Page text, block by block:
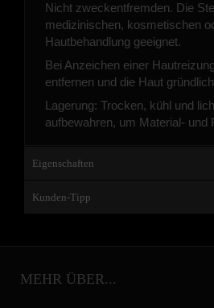
Nicht zweckentfremden. Die
medizinischen, kosmetischen
Hautbehandlung geeignet.
Bei Anzeichen einer
entfernen und die Haut
Lagerung: Trocken, kühl und
aufbewahren, um Material- und
Eigenschaften
Kunden-Tipp
MEHR ÜBER...